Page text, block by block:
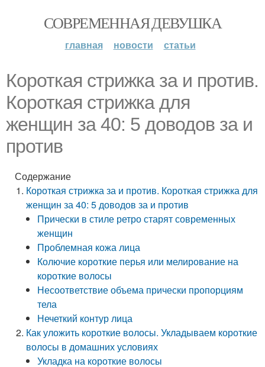
СОВРЕМЕННАЯ ДЕВУШКА
главная новости статьи
Короткая стрижка за и против.
Короткая стрижка для
женщин за 40: 5 доводов за и
против
Содержание
Короткая стрижка за и против. Короткая стрижка для
женщин за 40: 5 доводов за и против
Прически в стиле ретро старят современных
женщин
Проблемная кожа лица
Колючие короткие перья или мелирование на
короткие волосы
Несоответствие объема прически пропорциям
тела
Нечеткий контур лица
Как уложить короткие волосы. Укладываем короткие
волосы в домашних условиях
Укладка на короткие волосы